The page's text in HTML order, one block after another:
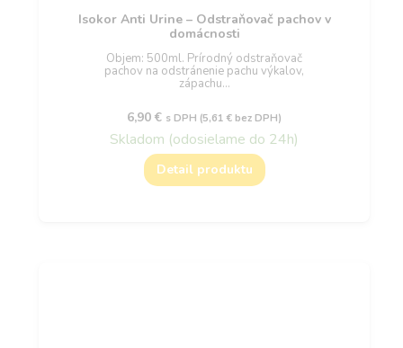
Isokor Anti Urine – Odstraňovač pachov v
domácnosti
Objem: 500ml. Prírodný odstraňovač
pachov na odstránenie pachu výkalov,
zápachu…
6,90€ s DPH (5,61€ bez DPH)
Skladom (odosielame do 24h)
Detail produktu